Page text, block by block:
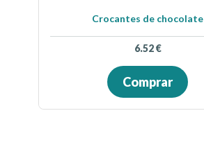
Crocantes de chocolate
6.52€
Comprar